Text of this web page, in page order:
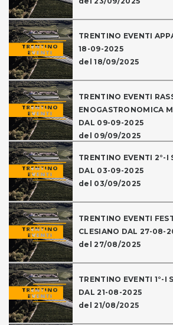
TRENTINO EVENTI
18-09-2025
del 18/09/2025
TRENTINO EVENTI
ENOGASTRONOMICA
DAL 09-09-2025
del 09/09/2025
TRENTINO EVENTI 2°-I
DAL 03-09-2025
del 03/09/2025
TRENTINO EVENTI
CLESIANO DAL 27-08-
del 27/08/2025
TRENTINO EVENTI 1°-I
DAL 21-08-2025
del 21/08/2025